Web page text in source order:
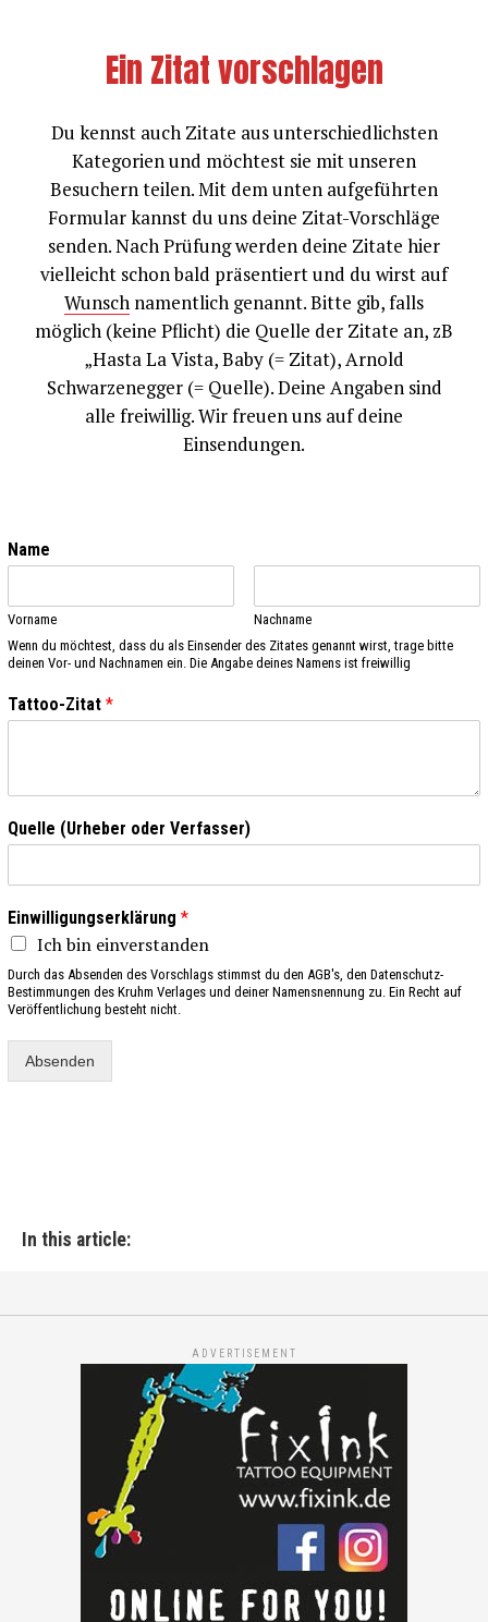
Ein Zitat vorschlagen
Du kennst auch Zitate aus unterschiedlichsten
Kategorien und möchtest sie mit unseren
Besuchern teilen. Mit dem unten aufgeführten
Formular kannst du uns deine Zitat-Vorschläge
senden. Nach Prüfung werden deine Zitate hier
vielleicht schon bald präsentiert und du wirst auf
Wunsch namentlich genannt. Bitte gib, falls
möglich (keine Pflicht) die Quelle der Zitate an, zB
„Hasta La Vista, Baby (= Zitat), Arnold
Schwarzenegger (= Quelle). Deine Angaben sind
alle freiwillig. Wir freuen uns auf deine
Einsendungen.
Name
Vorname
Nachname
Wenn du möchtest, dass du als Einsender des Zitates genannt wirst, trage bitte
deinen Vor- und Nachnamen ein. Die Angabe deines Namens ist freiwillig
Tattoo-Zitat *
Quelle (Urheber oder Verfasser)
Einwilligungserklärung *
Ich bin einverstanden
Durch das Absenden des Vorschlags stimmst du den AGB's, den Datenschutz-
Bestimmungen des Kruhm Verlages und deiner Namensnennung zu. Ein Recht auf
Veröffentlichung besteht nicht.
Absenden
In this article:
ADVERTISEMENT